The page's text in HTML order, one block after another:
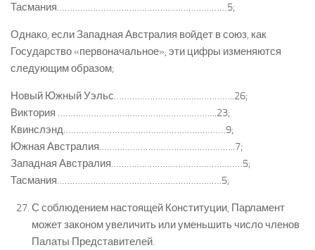
Тасмания…………………………………………………………5;
Однако, если Западная Австралия войдет в союз, как
Государство «первоначальное», эти цифры изменяются
следующим образом;
Новый Южный Уэльс………………………………………..26;
Виктория ……………………………………………………..23;
Квинслэнд………………………………………………………9;
Южная Австралия……………………………………………..7;
Западная Австралия……………………………………………5;
Тасмания……………………………………………………….5;
С соблюдением настоящей Конституции, Парламент
может законом увеличить или уменьшить число членов
Палаты Представителей.